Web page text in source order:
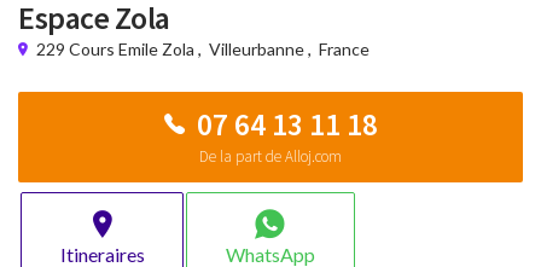
Espace Zola
229 Cours Emile Zola , Villeurbanne, France
07 64 13 11 18
De la part de Alloj.com
Itineraires WhatsApp